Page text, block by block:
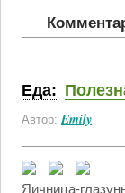
Еда:
Автор: Emily
Яичница-